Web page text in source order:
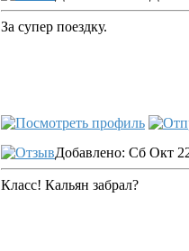
За супер поездку.
Добавлено: Сб Окт
Класс! Кальян забрал?